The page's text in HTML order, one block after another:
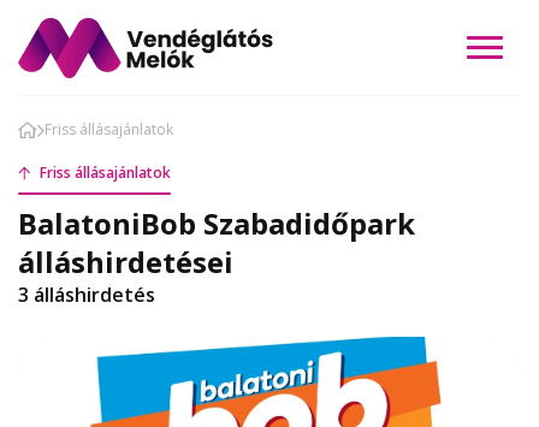
Friss állásajánlatok
Friss állásajánlatok
BalatoniBob Szabadidőpark
álláshirdetései
3 álláshirdetés